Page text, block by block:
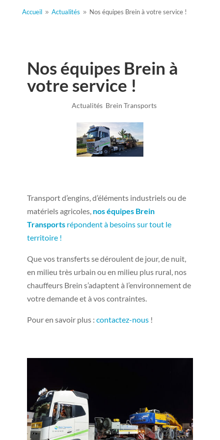
Accueil 9 Actualités 9 Nos équipes Brein à votre service !
Nos équipes Brein à
votre service !
Actualités, Brein Transports
Transport d’engins, d’éléments industriels ou de
matériels agricoles,nos équipes Brein
Transports répondent à besoins sur tout le
territoire !
Que vos transferts se déroulent de jour, de nuit,
en milieu très urbain ou en milieu plus rural, nos
chauffeurs Brein s’adaptent à l’environnement de
votre demande et à vos contraintes.
Pour en savoir plus : contactez-nous!